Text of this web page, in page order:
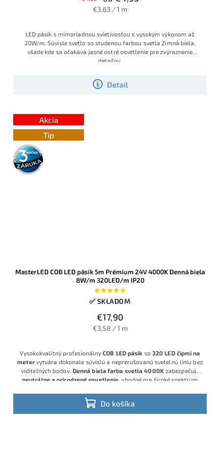
€3,63 / 1 m
Detail
LED pásik s mimoriadnou svietivosťou s vysokým výkonom až
20W/m. Súvisle svetlo so studenou farbou svetla Zimná biela,
všade kde sa očakáva jasné ostré osvetlenie pre zvýraznenie
detailov.
Akcia
Tip
3 roky
záruka
MasterLED COB LED pásik 5m Prémium 24V 4000K Denná biela
8W/m 320LED/m IP20
✅ SKLADOM
€17,90
€3,58 / 1 m
Do košíka
Vysokokvalitný profesionálnyCOB LED pásik so 320 LED čipmi na
metervytvára dokonale súvislú a neprerušovanú svetelnú líniu bez
viditeľných bodov. Denná biela farba svetla 4000K zabezpečuje
neutrálne a prirodzené osvetlenie , vhodné pre široké spektrum
nízkej spotreby energie
zároveň efektívne riešenie.